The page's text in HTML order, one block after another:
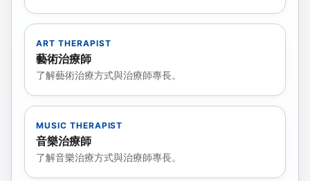
ART THERAPIST
藝術治療師
了解藝術治療方式與治療師專長。
MUSIC THERAPIST
音樂治療師
了解音樂治療方式與治療師專長。